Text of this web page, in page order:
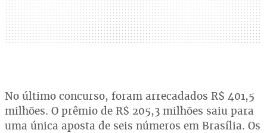
No último concurso, foram arrecadados R$ 401,5
milhões. O prêmio de R$ 205,3 milhões saiu para
uma única aposta de seis números em Brasília. Os